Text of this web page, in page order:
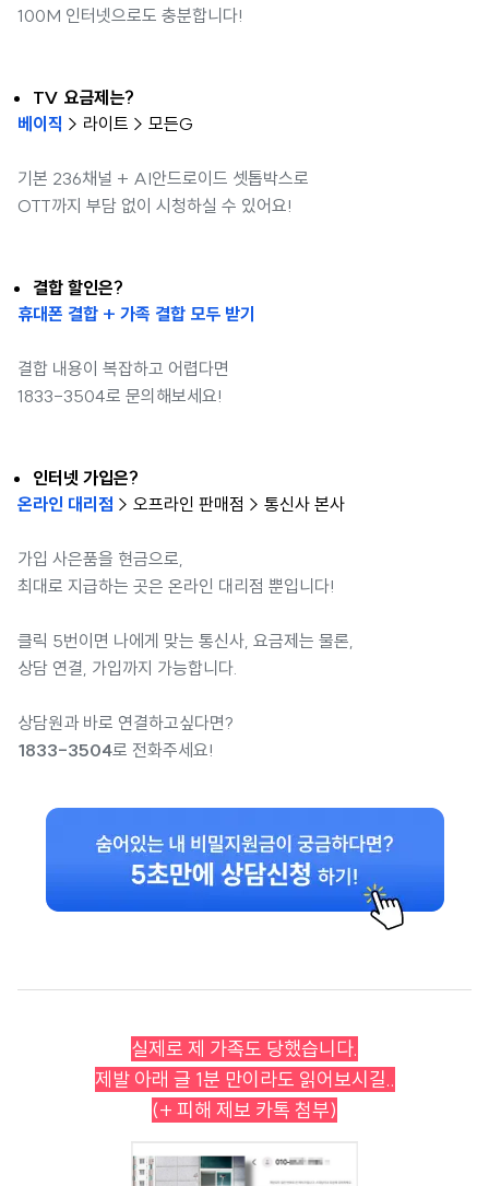
100M 인터넷으로도 충분합니다!
TV 요금제는?
베이직 > 라이트 > 모든G
기본 236채널 + AI안드로이드 셋톱박스로
OTT까지 부담 없이 시청하실 수 있어요!
결합 할인은?
휴대폰 결합 + 가족 결합 모두 받기
결합 내용이 복잡하고 어렵다면
1833-3504로 문의해보세요!
인터넷 가입은?
온라인 대리점 > 오프라인 판매점 > 통신사 본사
가입 사은품을 현금으로,
최대로 지급하는 곳은 온라인 대리점 뿐입니다!
클릭 5번이면 나에게 맞는 통신사, 요금제는 물론,
상담 연결, 가입까지 가능합니다.
상담원과 바로 연결하고싶다면?
1833-3504로 전화주세요!
실제로 제 가족도 당했습니다.
제발 아래 글 1분 만이라도 읽어보시길..
(+ 피해 제보 카톡 첨부)